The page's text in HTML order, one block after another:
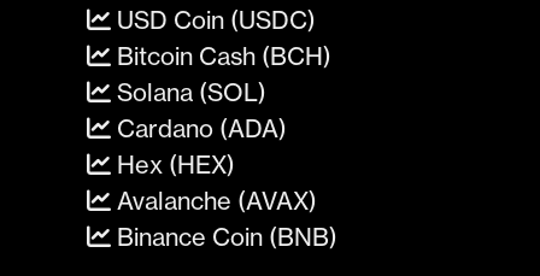
USD Coin (USDC)
Bitcoin Cash (BCH)
Solana (SOL)
Cardano (ADA)
Hex (HEX)
Avalanche (AVAX)
Binance Coin (BNB)